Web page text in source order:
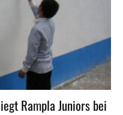
Rampla Juniors bei